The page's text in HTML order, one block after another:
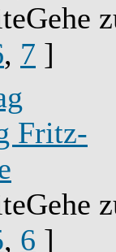
Gehe
, 7 ]
Fritz-
Gehe
, 6 ]